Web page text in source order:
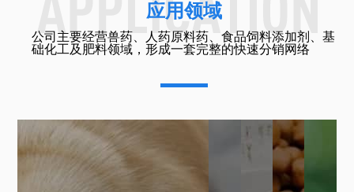
应用领域
公司主要经营兽药、人药原料药、食品饲料添加剂、基
础化工及肥料领域，形成一套完整的快速分销网络